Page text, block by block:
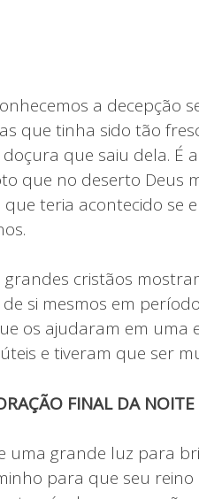
a decepção
que tinha sido tão
que saiu dela. É
que no deserto Deus
teria acontecido se
grandes cristãos
si mesmos em
os ajudaram em uma
e tiveram que ser
FINAL DA
uma grande luz para
para que seu